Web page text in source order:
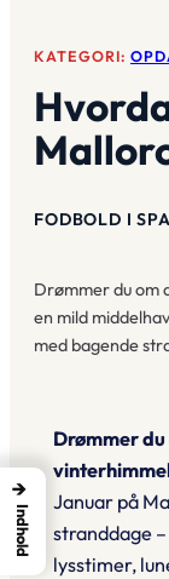
KATEGORI:
FODBOLD I
Drømmer du om
en mild
med bagende
Drømmer
Januar på
stranddage
lysstimer,
→
Indhold